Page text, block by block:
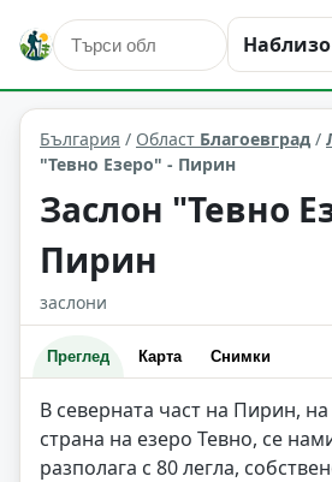
Наблизо
места за подслон Лиляново
България / Област Благоевград /
"Тевно Езеро" - Пирин
Заслон "Тевно
Пирин
заслони
Преглед Карта Снимки
В северната част на Пирин,
страна на езеро Тевно, се
разполага с 80 легла,